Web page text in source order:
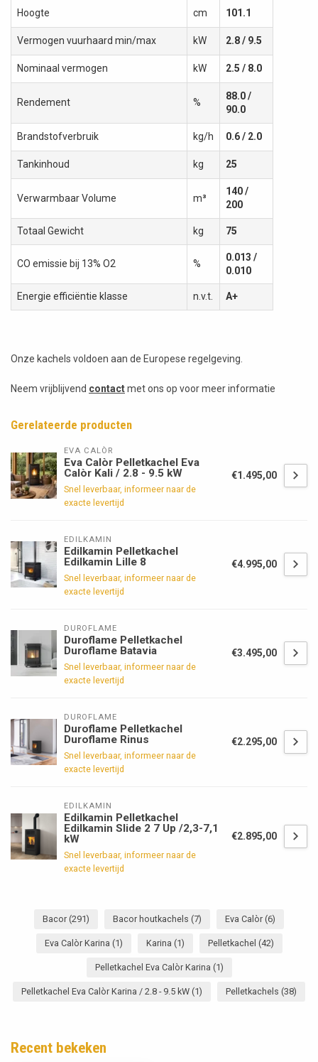
Hoogte cm 101.1
Vermogen vuurhaard min/max kW 2.8 / 9.5
Nominaal vermogen kW 2.5 / 8.0
Rendement %
88.0 /
90.0
Brandstofverbruik kg/h 0.6 / 2.0
Tankinhoud kg 25
Verwarmbaar Volume m³
140 /
200
Totaal Gewicht kg 75
CO emissie bij 13% O2 %
0.013 /
0.010
Energie efficiëntie klasse n.v.t. A+
Onze kachels voldoen aan de Europese regelgeving.
Neem vrijblijvend contactmet ons op voor meer informatie
Gerelateerde producten
EVA CALÒR
Eva Calòr Pelletkachel Eva
Calòr Kali / 2.8 - 9.5 kW
Snel leverbaar, informeer naar de
exacte levertijd
€1.495,00
EDILKAMIN
Edilkamin Pelletkachel
Edilkamin Lille 8
Snel leverbaar, informeer naar de
exacte levertijd
€4.995,00
DUROFLAME
Duroflame Pelletkachel
Duroflame Batavia
Snel leverbaar, informeer naar de
exacte levertijd
€3.495,00
DUROFLAME
Duroflame Pelletkachel
Duroflame Rinus
Snel leverbaar, informeer naar de
exacte levertijd
€2.295,00
EDILKAMIN
Edilkamin Pelletkachel
Edilkamin Slide 2 7 Up /2,3-7,1
kW
Snel leverbaar, informeer naar de
exacte levertijd
€2.895,00
Bacor (291) Bacor houtkachels (7) Eva Calòr (6)
Eva Calòr Karina (1) Karina (1) Pelletkachel (42)
Pelletkachel Eva Calòr Karina (1)
Pelletkachel Eva Calòr Karina / 2.8 - 9.5 kW (1) Pelletkachels (38)
Recent bekeken